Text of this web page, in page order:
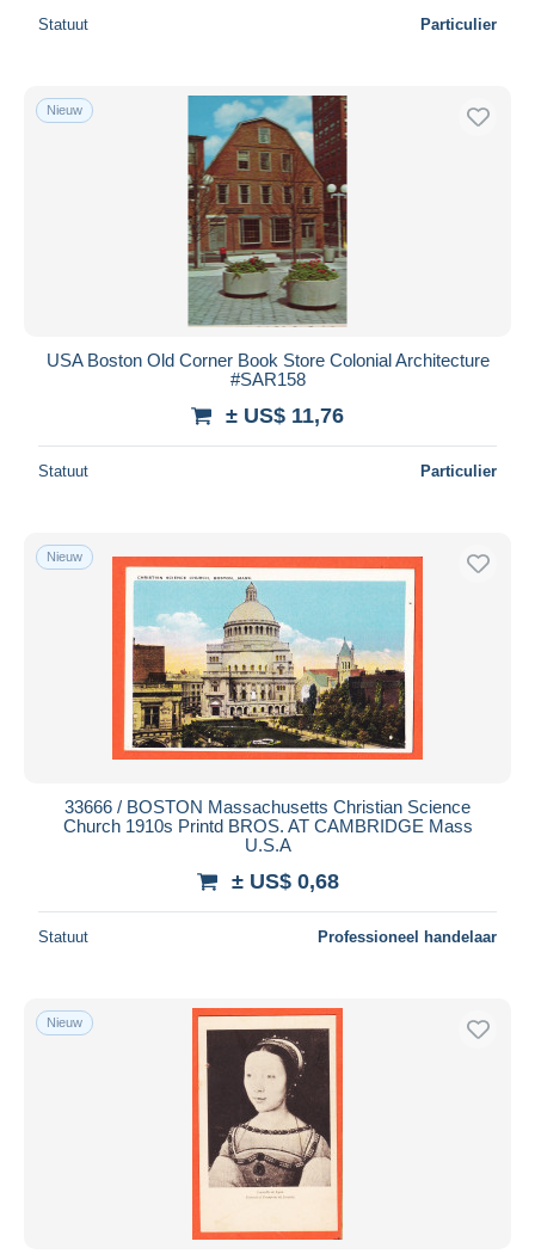
Statuut Particulier
Nieuw
USA Boston Old Corner Book Store Colonial Architecture
#SAR158
± US$ 11,76
Statuut Particulier
Nieuw
33666 / BOSTON Massachusetts Christian Science
Church 1910s Printd BROS. AT CAMBRIDGE Mass
U.S.A
± US$ 0,68
Statuut Professioneel handelaar
Nieuw